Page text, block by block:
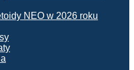
NEO w 2026 roku